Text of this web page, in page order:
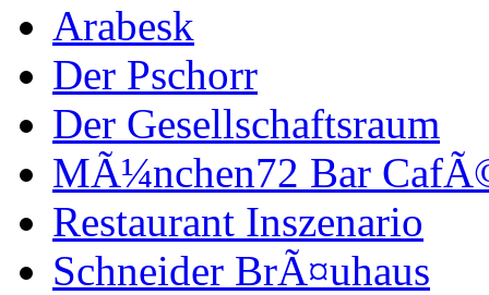
Arabesk
Der Pschorr
Der Gesellschaftsraum
MÃ¼nchen72 Bar
Restaurant Inszenario
Schneider BrÃ¤uhaus